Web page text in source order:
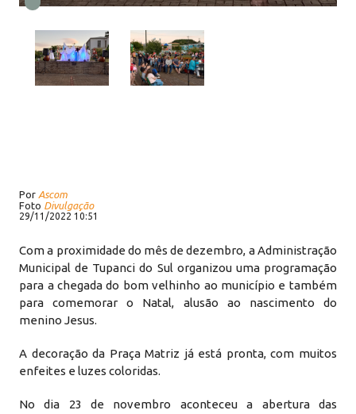
Por Ascom
Foto Divulgação
29/11/2022 10:51
Com a proximidade do mês de dezembro, a Administração
Municipal de Tupanci do Sul organizou uma programação
para a chegada do bom velhinho ao município e também
para comemorar o Natal, alusão ao nascimento do
menino Jesus.
A decoração da Praça Matriz já está pronta, com muitos
enfeites e luzes coloridas.
No dia 23 de novembro aconteceu a abertura das